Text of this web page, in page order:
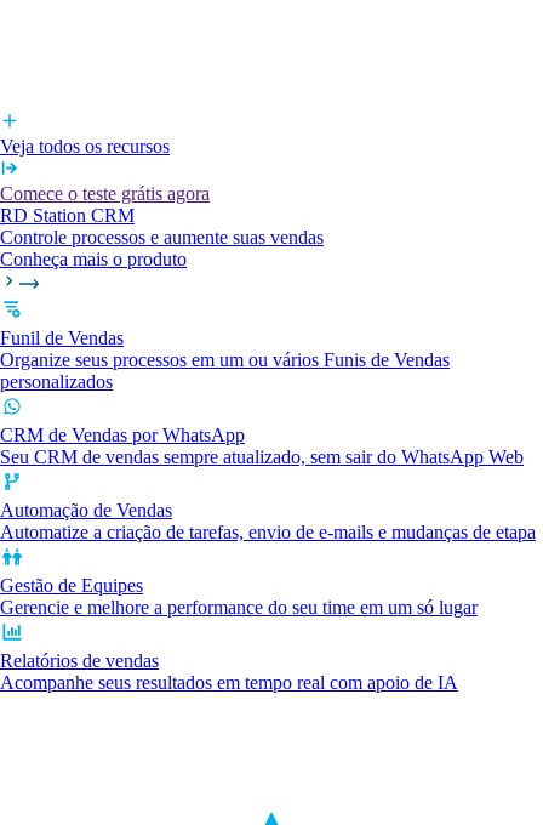
Veja todos os recursos
Comece o teste grátis agora
RD Station CRM
Controle processos e aumente suas vendas
Conheça mais o produto
Funil de Vendas
Organize seus processos em um ou vários Funis de Vendas
personalizados
CRM de Vendas por WhatsApp
Seu CRM de vendas sempre atualizado, sem sair do WhatsApp Web
Automação de Vendas
Automatize a criação de tarefas, envio de e-mails e mudanças de etapa
Gestão de Equipes
Gerencie e melhore a performance do seu time em um só lugar
Relatórios de vendas
Acompanhe seus resultados em tempo real com apoio de IA